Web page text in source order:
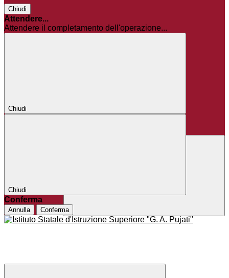
Chiudi
Attendere...
Attendere il completamento dell'operazione...
Chiudi
Chiudi
Conferma
Annulla Conferma